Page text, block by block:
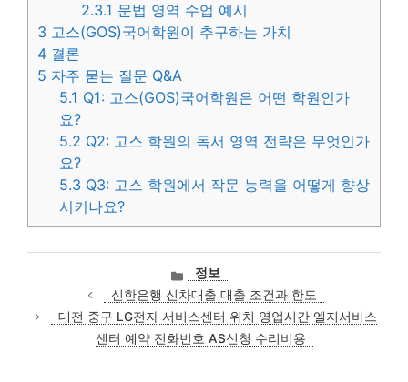
2.3.1 문법 영역 수업 예시
3 고스(GOS)국어학원이 추구하는 가치
4 결론
5 자주 묻는 질문 Q&A
5.1 Q1: 고스(GOS)국어학원은 어떤 학원인가
요?
5.2 Q2: 고스 학원의 독서 영역 전략은 무엇인가
요?
5.3 Q3: 고스 학원에서 작문 능력을 어떻게 향상
시키나요?
카
테
고
리
정보
신한은행 신차대출 대출 조건과 한도
대전 중구 LG전자 서비스센터 위치 영업시간 엘지서비스
센터 예약 전화번호 AS신청 수리비용